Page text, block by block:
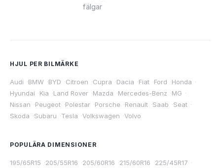
fälgar
HJUL PER BILMÄRKE
Audi ·BMW ·BYD ·Citroen ·Cupra ·Dacia ·Fiat ·Ford ·Honda ·
Hyundai ·Kia ·Land Rover ·Mazda ·Mercedes-Benz ·MG ·
Nissan ·Peugeot ·Polestar ·Porsche ·Renault ·Saab ·Seat ·
Skoda ·Subaru ·Tesla ·Volkswagen ·Volvo
POPULÄRA DIMENSIONER
195/65R15 ·205/55R16 ·205/60R16 ·215/60R16 ·225/45R17 ·